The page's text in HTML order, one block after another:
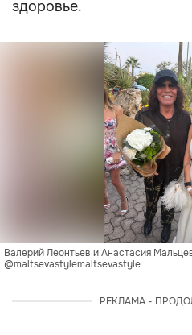
здоровье.
Валерий Леонтьев и Анастасия
@maltsevastylemaltsevastyle
РЕКЛАМА -